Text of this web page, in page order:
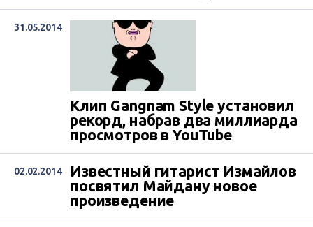
31.05.2014
Клип Gangnam Style установил
рекорд, набрав два миллиарда
просмотров в YouTube
02.02.2014
Известный гитарист Измайлов
посвятил Майдану новое
произведение